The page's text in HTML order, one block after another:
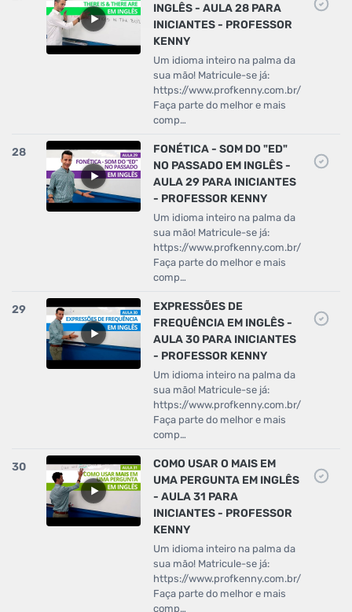
INGLÊS - AULA 28 PARA
INICIANTES - PROFESSOR
KENNY
Um idioma inteiro na palma da
sua mão! Matricule-se já:
https://www.profkenny.com.br/
Faça parte do melhor e mais
comp…
28
FONÉTICA - SOM DO "ED"
NO PASSADO EM INGLÊS -
AULA 29 PARA INICIANTES
- PROFESSOR KENNY
Um idioma inteiro na palma da
sua mão! Matricule-se já:
https://www.profkenny.com.br/
Faça parte do melhor e mais
comp…
29
EXPRESSÕES DE
FREQUÊNCIA EM INGLÊS -
AULA 30 PARA INICIANTES
- PROFESSOR KENNY
Um idioma inteiro na palma da
sua mão! Matricule-se já:
https://www.profkenny.com.br/
Faça parte do melhor e mais
comp…
30
COMO USAR O MAIS EM
UMA PERGUNTA EM INGLÊS
- AULA 31 PARA
INICIANTES - PROFESSOR
KENNY
Um idioma inteiro na palma da
sua mão! Matricule-se já:
https://www.profkenny.com.br/
Faça parte do melhor e mais
comp…